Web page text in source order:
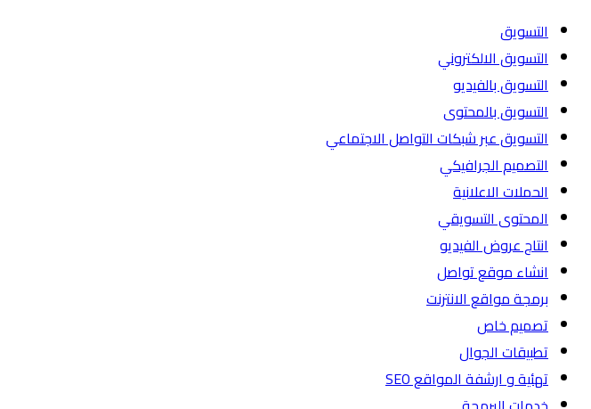
التسويق
التسويق الالكتروني
التسويق بالفيديو
التسويق بالمحتوى
التسويق عبر شبكات التواصل الاجتماعي
التصميم الجرافيكي
الحملات الاعلانية
المحتوى التسويقي
انتاج عروض الفيديو
انشاء موقع تواصل
برمجة مواقع الانترنت
تصميم خاص
تطبيقات الجوال
تهئية و ارشفة المواقع SEO